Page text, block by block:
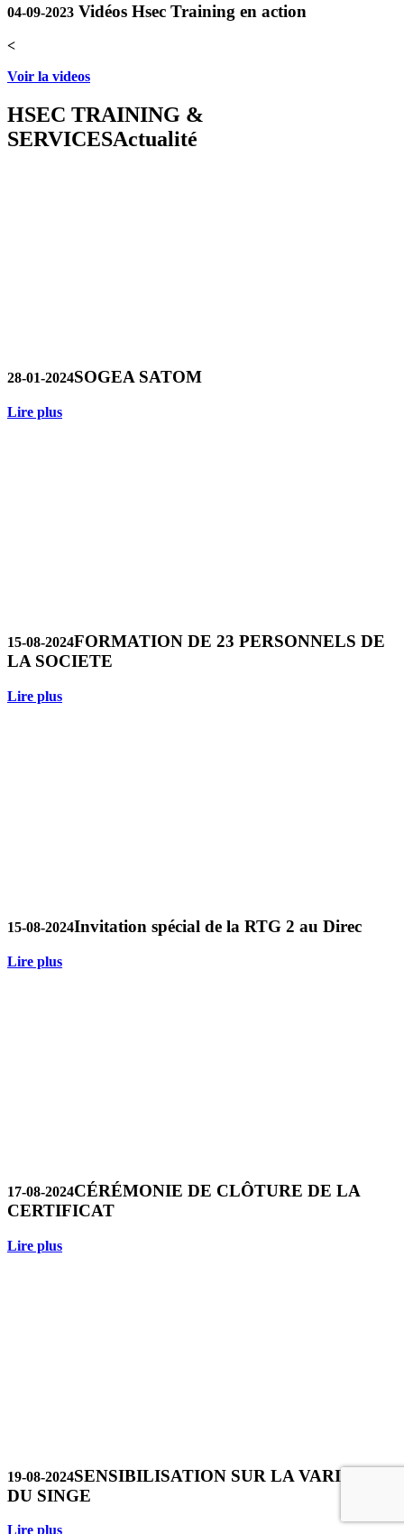
04-09-2023 Vidéos Hsec Training en action
<
Voir la videos
HSEC TRAINING &
SERVICESActualité
28-01-2024SOGEA SATOM
Lire plus
15-08-2024FORMATION DE 23 PERSONNELS DE
LA SOCIETE
Lire plus
15-08-2024Invitation spécial de la RTG 2 au Direc
Lire plus
17-08-2024CÉRÉMONIE DE CLÔTURE DE LA
CERTIFICAT
Lire plus
19-08-2024SENSIBILISATION SUR LA VARIOLE
DU SINGE
Lire plus